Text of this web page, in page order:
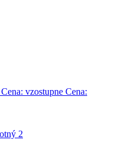
Cena: vzostupne Cena: